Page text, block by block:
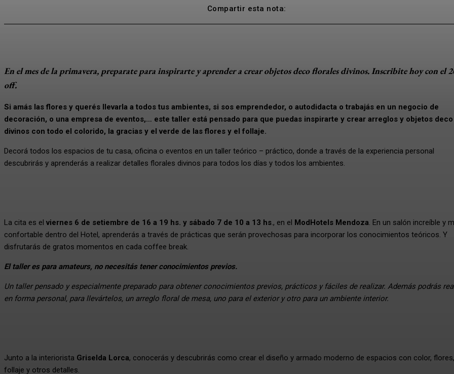
En el mes de la primavera, preparate para inspirarte y aprender a crear objetos deco florales divinos. Inscribite hoy con el
off.
Si amás las flores y querés llevarla a todos tus ambientes, si sos emprendedor, o autodidacta o trabajás en un negocio de
decoración, o una empresa de eventos,… este taller está pensado para que puedas inspirarte y crear arreglos y objetos deco
divinos con todo el colorido, la gracias y el verde de las flores y el follaje.
Decorá todos los espacios de tu casa, oficina o eventos en un taller teórico – práctico, donde a través de la experiencia personal
descubrirás y aprenderás a realizar detalles florales divinos para todos los días y todos los ambientes.
La cita es el viernes 6 de setiembre de 16 a 19 hs. y sábado 7 de 10 a 13 hs., en el ModHotels Mendoza. En un salón increíble y
confortable dentro del Hotel, aprenderás a través de prácticas que serán provechosas para incorporar los conocimientos teóricos. Y
disfrutarás de gratos momentos en cada coffee break.
El taller es para amateurs, no necesitás tener conocimientos previos.
Un taller pensado y especialmente preparado para obtener conocimientos previos, prácticos y fáciles de realizar. Además podrás
en forma personal, para llevártelos, un arreglo floral de mesa, uno para el exterior y otro para un ambiente interior.
Junto a la interiorista Griselda Lorca, conocerás y descubrirás como crear el diseño y armado moderno de espacios con color, flores,
follaje y otros detalles.
Compartir esta nota: